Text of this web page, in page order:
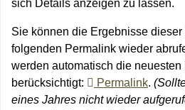
sich Details anzeigen zu lassen.
Sie können die Ergebnisse
folgenden Permalink wieder
werden automatisch die neuesten
berücksichtigt:
Permalink.
eines Jahres nicht wieder